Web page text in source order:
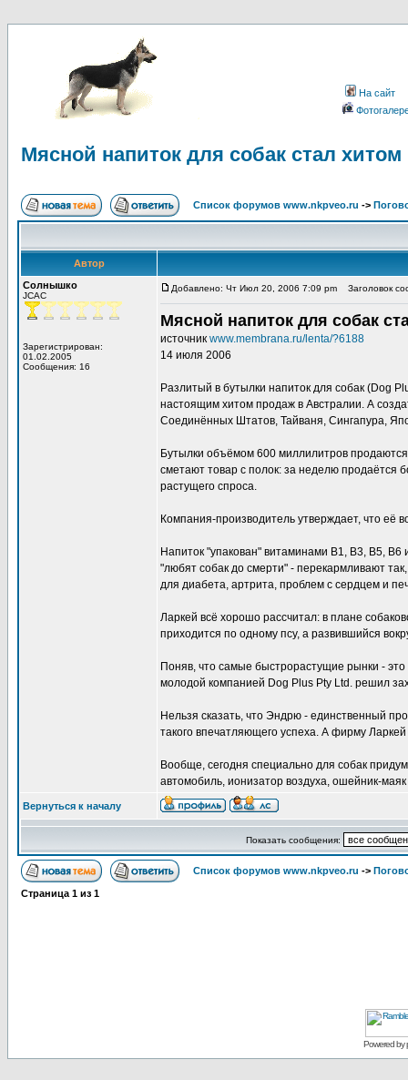
На сайт
Мясной напиток для собак стал
Список форумов www.nkpveo.ru ->
Автор
Солнышко
JCAC
Зарегистрирован:
01.02.2005
Сообщения: 16
Добавлено: Чт Июл 20, 2006 7:09 pm Заголовок
Мясной напиток для собак
источник www.membrana.ru/lenta/?6188
14 июля 2006
Разлитый в бутылки напиток для собак (Dog
настоящим хитом продаж в Австралии. А
Соединённых Штатов, Тайваня, Сингапура,
Бутылки объёмом 600 миллилитров
сметают товар с полок: за неделю продаётся
растущего спроса.
Компания-производитель утверждает, что её
Напиток "упакован" витаминами B1, B3, B5,
"любят собак до смерти" - перекармливают
для диабета, артрита, проблем с сердцем и
Ларкей всё хорошо рассчитал: в плане
приходится по одному псу, а развившийся
Поняв, что самые быстрорастущие рынки -
молодой компанией Dog Plus Pty Ltd. решил
Нельзя сказать, что Эндрю - единственный
такого впечатляющего успеха. А фирму
Вообще, сегодня специально для собак
автомобиль, ионизатор воздуха, ошейник-
Вернуться к началу
Показать сообщения:
Список форумов www.nkpveo.ru ->
Страница 1 из 1
Powered by